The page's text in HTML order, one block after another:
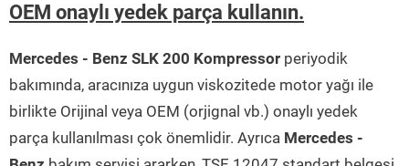
OEM onaylı yedek parça kullanın.
Mercedes - Benz SLK 200 Kompressor periyodik
bakımında, aracınıza uygun viskozitede motor yağı ile
birlikte Orijinal veya OEM (orjignal vb.) onaylı yedek
parça kullanılması çok önemlidir. Ayrıca Mercedes -